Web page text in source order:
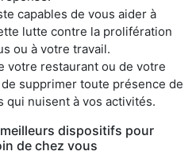
capables de vous aider à
lutte contre la prolifération
ou à votre travail.
votre restaurant ou de votre
supprimer toute présence de
qui nuisent à vos activités.
dispositifs pour
de chez vous